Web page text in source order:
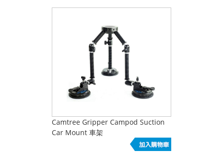
Camtree Gripper Campod Suction
Car Mount 車架